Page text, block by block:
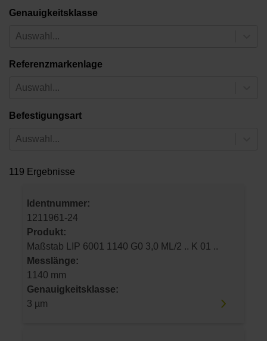
Genauigkeitsklasse
Auswahl...
Referenzmarkenlage
Auswahl...
Befestigungsart
Auswahl...
119 Ergebnisse
Identnummer:
1211961-24
Produkt:
Maßstab LIP 6001 1140 G0 3,0 ML/2 .. K 01 ..
Messlänge:
1140 mm
Genauigkeitsklasse:
3 µm